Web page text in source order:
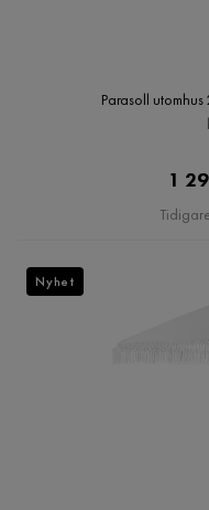
Parasoll
1
Nyhet